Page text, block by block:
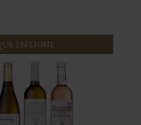
EN LIGNE